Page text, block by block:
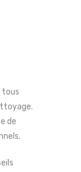
tous
de